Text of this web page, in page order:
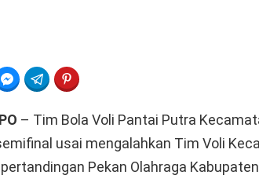
FACEBOOK MESSENGER
TELEGRAM
– Tim Bola Voli Pantai Putra
usai mengalahkan Tim Voli
Pekan Olahraga